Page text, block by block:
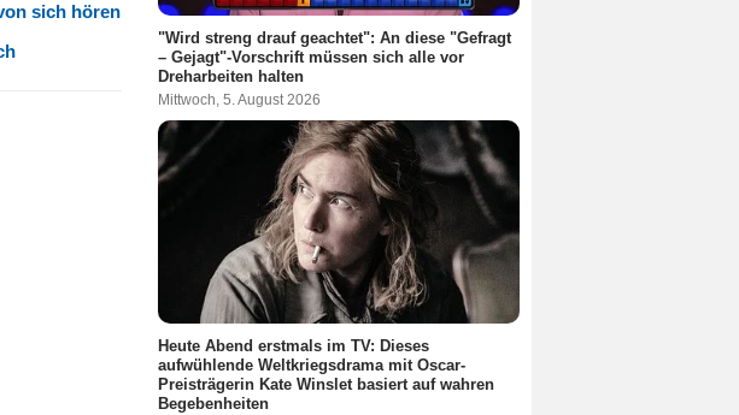
sich hören
"Wird streng drauf geachtet": An diese "Gefragt
– Gejagt"-Vorschrift müssen sich alle vor
Dreharbeiten halten
Mittwoch, 5. August 2026
Heute Abend erstmals im TV: Dieses
aufwühlende Weltkriegsdrama mit Oscar-
Preisträgerin Kate Winslet basiert auf wahren
Begebenheiten